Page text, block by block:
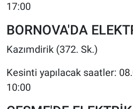
17:00
BORNOVA'DA
Kazımdirik (372. Sk.)
Kesinti yapılacak saatler:
10:00